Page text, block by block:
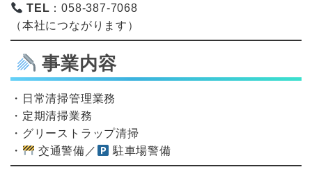
TEL ：058-387-7068
（本社につながります）
事業内容
・日常清掃管理業務
・定期清掃業務
・グリーストラップ清掃
・
交通警備／ 駐車場警備